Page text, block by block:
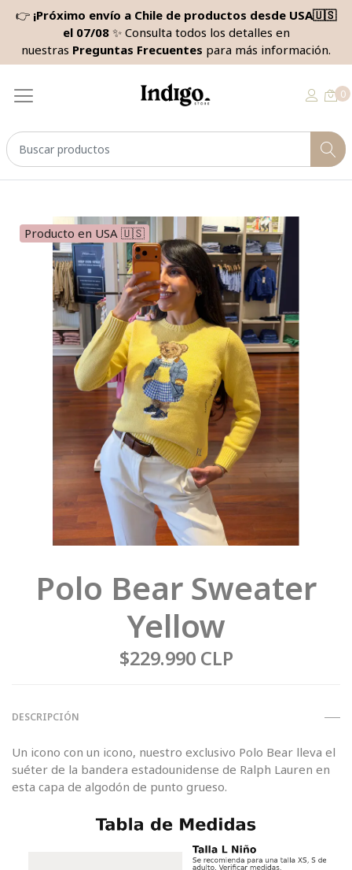
👉 ¡Próximo envío a Chile de productos desde USA🇺🇸
el 07/08✨ Consulta todos los detalles en
nuestras Preguntas Frecuentes para más información.
0
Producto en USA 🇺🇸
Polo Bear Sweater
Yellow
$229.990 CLP
DESCRIPCIÓN
Un icono con un icono, nuestro exclusivo Polo Bear lleva el
suéter de la bandera estadounidense de Ralph Lauren en
esta capa de algodón de punto grueso.